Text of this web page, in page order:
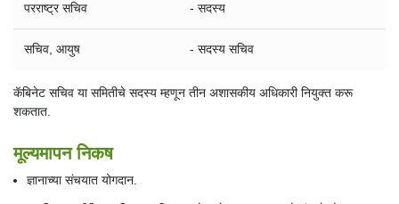
परराष्ट्र सचिव - सदस्य
सचिव, आयुष - सदस्य सचिव
कॅबिनेट सचिव या समितीचे सदस्य म्हणून तीन अशासकीय अधिकारी नियुक्त करू
शकतात.
मूल्यमापन निकष
ज्ञानाच्या संचयात योगदान.